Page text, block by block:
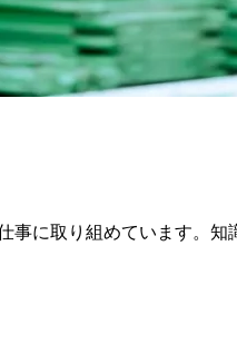
に取り組めています。